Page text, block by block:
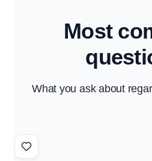
Most
What you ask about